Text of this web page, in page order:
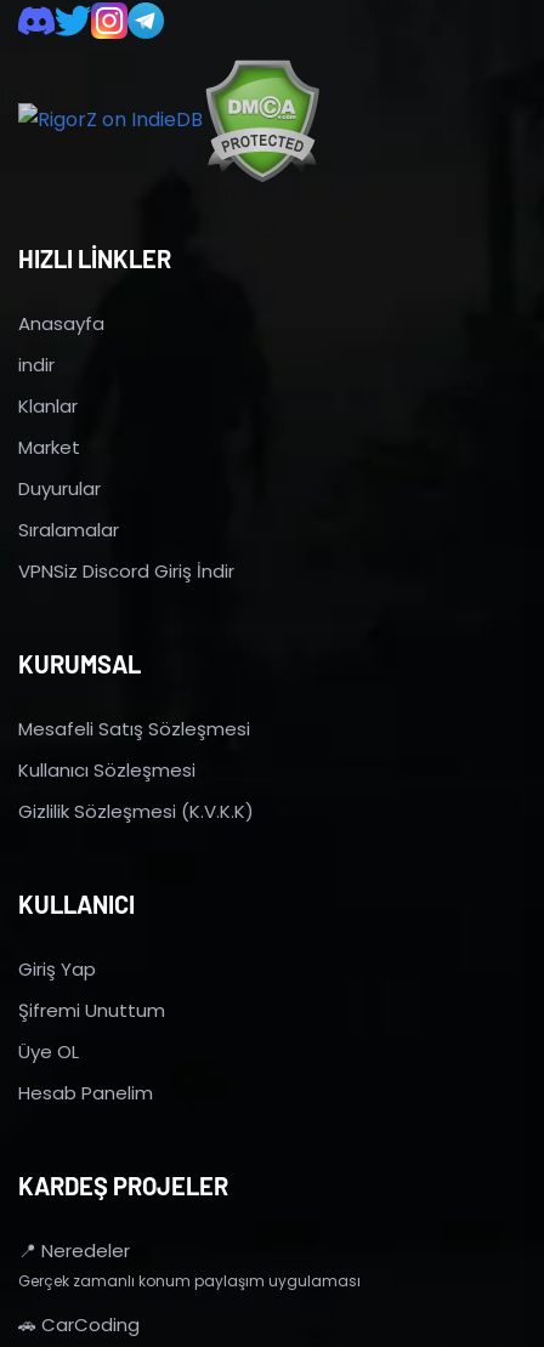
HIZLI LİNKLER
Anasayfa
indir
Klanlar
Market
Duyurular
Sıralamalar
VPNSiz Discord Giriş İndir
KURUMSAL
Mesafeli Satış Sözleşmesi
Kullanıcı Sözleşmesi
Gizlilik Sözleşmesi (K.V.K.K)
KULLANICI
Giriş Yap
Şifremi Unuttum
Üye OL
Hesab Panelim
KARDEŞ PROJELER
📍 Neredeler
Gerçek zamanlı konum paylaşım uygulaması
🚗 CarCoding